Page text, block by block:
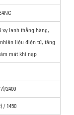
xy lanh thẳng hàng,
liệu điện tử, tăng
mát khí nạp
2400
/ 1450